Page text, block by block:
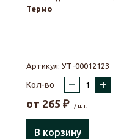
Термо
Артикул: УТ-00012123
Кол-во – +
от 265 ₽ / шт.
В корзину